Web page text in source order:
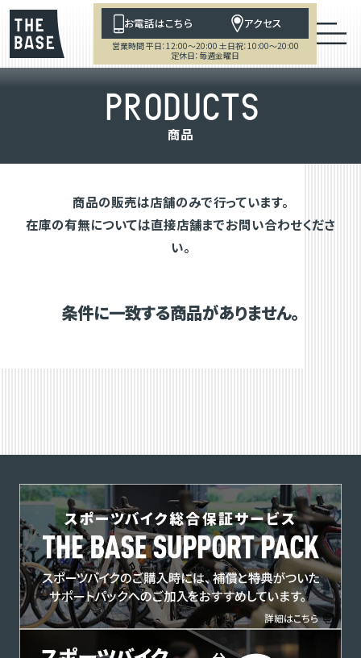
お電話はこちら アクセス
営業時間 平日：12:00～20:00 土日祝：10:00～20:00
定休日：毎週金曜日
PRODUCTS
商品
商品の販売は店舗のみで行っています。
在庫の有無については直接店舗までお問い合わせくださ
い。
条件に一致する商品がありません。